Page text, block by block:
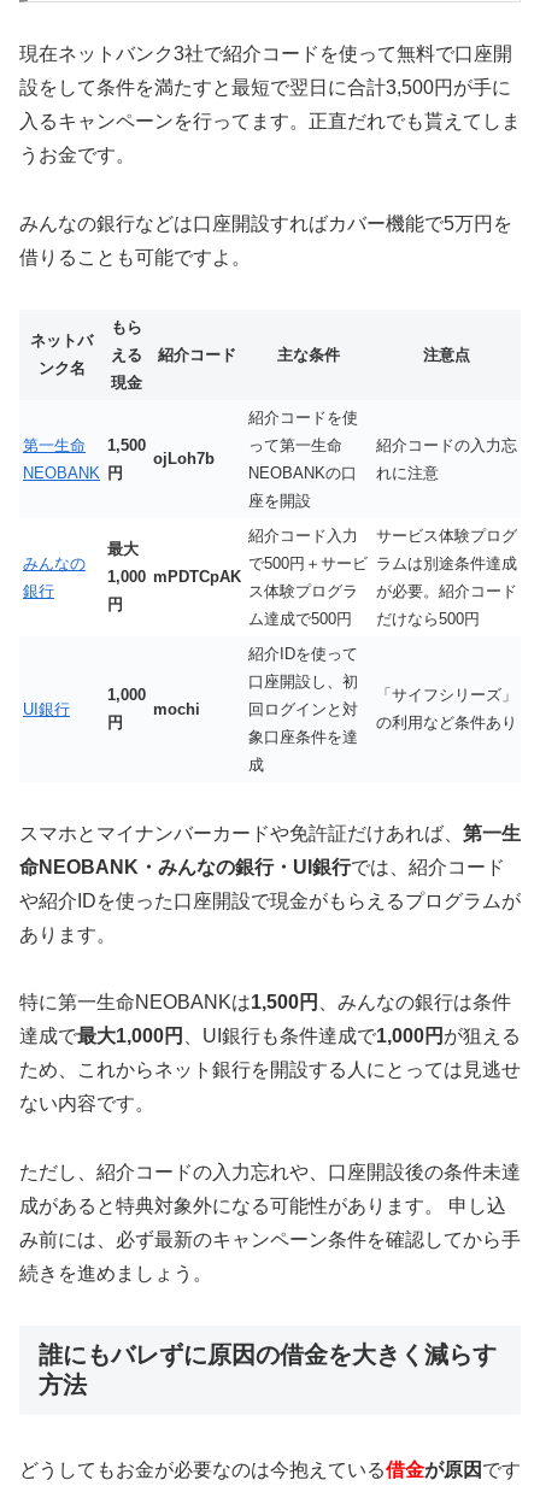
現在ネットバンク3社で紹介コードを使って無料で口座開
設をして条件を満たすと最短で翌日に合計3,500円が手に
入るキャンペーンを行ってます。正直だれでも貰えてしま
うお金です。
みんなの銀行などは口座開設すればカバー機能で5万円を
借りることも可能ですよ。
ネットバ
ンク名
もら
える
現金
紹介コード 主な条件 注意点
第一生命
NEOBANK
1,500
円
ojLoh7b
紹介コードを使
って第一生命
NEOBANKの口
座を開設
紹介コードの入力忘
れに注意
みんなの
銀行
最大
1,000
円
mPDTCpAK
紹介コード入力
で500円＋サービ
ス体験プログラ
ム達成で500円
サービス体験プログ
ラムは別途条件達成
が必要。紹介コード
だけなら500円
UI銀行
1,000
円
mochi
紹介IDを使って
口座開設し、初
回ログインと対
象口座条件を達
成
「サイフシリーズ」
の利用など条件あり
スマホとマイナンバーカードや免許証だけあれば、 第一生
命NEOBANK・みんなの銀行・UI銀行では、紹介コード
や紹介IDを使った口座開設で現金がもらえるプログラムが
あります。
特に第一生命NEOBANKは1,500円 、みんなの銀行は条件
達成で最大1,000円 、UI銀行も条件達成で1,000円 が狙える
ため、これからネット銀行を開設する人にとっては見逃せ
ない内容です。
ただし、紹介コードの入力忘れや、口座開設後の条件未達
成があると特典対象外になる可能性があります。 申し込
み前には、必ず最新のキャンペーン条件を確認してから手
続きを進めましょう。
誰にもバレずに原因の借金を大きく減らす
方法
どうしてもお金が必要なのは今抱えている借金が原因 です